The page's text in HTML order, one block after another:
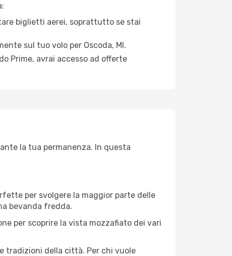
biglietti aerei, soprattutto se stai
sul tuo volo per Oscoda, MI.
Prime, avrai accesso ad offerte
la tua permanenza. In questa
per svolgere la maggior parte delle
bevanda fredda.
per scoprire la vista mozzafiato dei vari
tradizioni della città. Per chi vuole